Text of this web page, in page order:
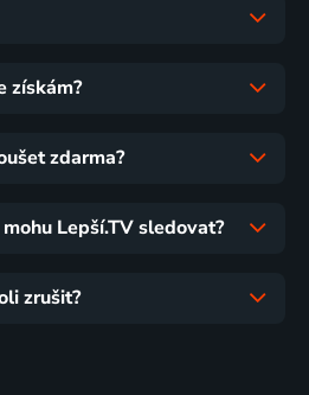
získám?
zdarma?
Lepší.TV sledovat?
zrušit?